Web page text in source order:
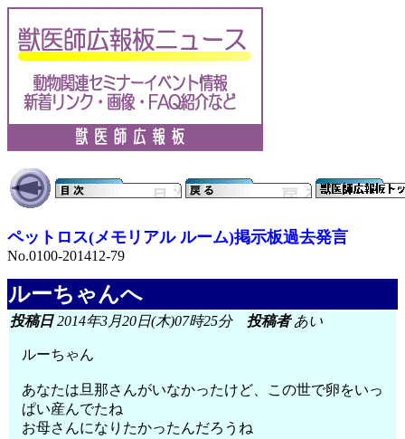
ペットロス(メモリアル ルーム)掲示板過去発言
No.0100-201412-79
ルーちゃんへ
投稿日2014年3月20日(木)07時25分 投稿者あい
ルーちゃん
あなたは旦那さんがいなかったけど、この世で卵をいっ
ぱい産んでたね
お母さんになりたかったんだろうね